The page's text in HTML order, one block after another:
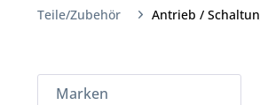
Teile/Zubehör Antrieb /
Marken